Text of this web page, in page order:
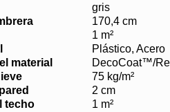
gris
170,4 cm
1 m²
Plástico, Acero
material
DecoCoat™/
75 kg/m²
2 cm
techo
1 m²